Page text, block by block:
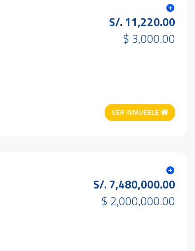
S/. 11,220.00
$ 3,000.00
VER INMUEBLE
S/. 7,480,000.00
$ 2,000,000.00